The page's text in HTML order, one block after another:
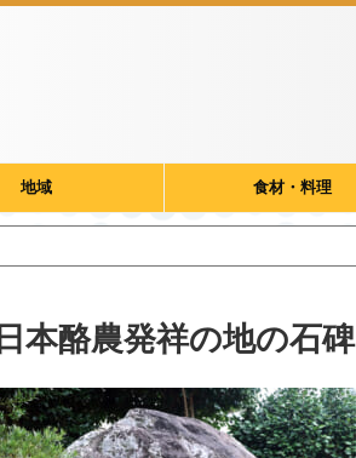
地域 食材・料理
日本酪農発祥の地の石碑